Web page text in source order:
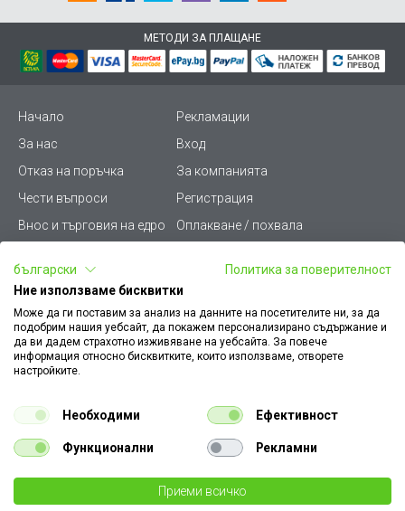
€ 9.13
МЕТОДИ ЗА ПЛАЩАНЕ
Начало
Рекламации
За нас
Вход
Отказ на поръчка
За компанията
Чести въпроси
Регистрация
Внос и търговия на едро
Оплакване / похвала
Условия за ползване
Стани дистрибутор
Карта на сайта
Кариери
Как да намеря документ
към поръчка
Платформа за AРС
Конфигуратор за ел.
ключове и контакти
Уважаеми Клиенти, моля да имате предвид, че всички изображения на
нашия сайт са илюстративни,
български
Политика за поверителност
Ние използваме бисквитки
Може да ги поставим за анализ на данните на посетителите ни, за да
подобрим нашия уебсайт, да покажем персонализирано съдържание и
да ви дадем страхотно изживяване на уебсайта. За повече
информация относно бисквитките, които използваме, отворете
настройките.
Необходими Ефективност
Функционални Рекламни
Приеми всичко